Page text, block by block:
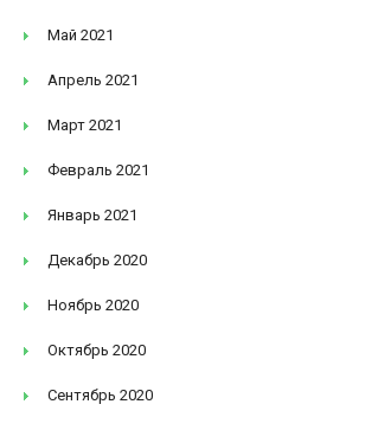
Май 2021
Апрель 2021
Март 2021
Февраль 2021
Январь 2021
Декабрь 2020
Ноябрь 2020
Октябрь 2020
Сентябрь 2020